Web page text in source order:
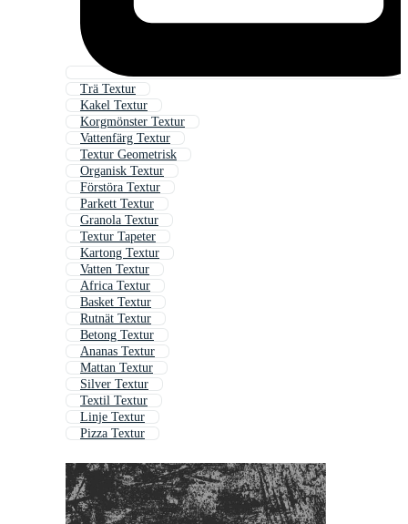
Trä Textur
Kakel Textur
Korgmönster Textur
Vattenfärg Textur
Textur Geometrisk
Organisk Textur
Förstöra Textur
Parkett Textur
Granola Textur
Textur Tapeter
Kartong Textur
Vatten Textur
Africa Textur
Basket Textur
Rutnät Textur
Betong Textur
Ananas Textur
Mattan Textur
Silver Textur
Textil Textur
Linje Textur
Pizza Textur